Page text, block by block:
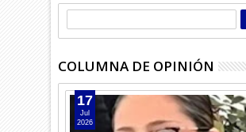
COLUMNA DE OPINIÓN
17
Jul
2026